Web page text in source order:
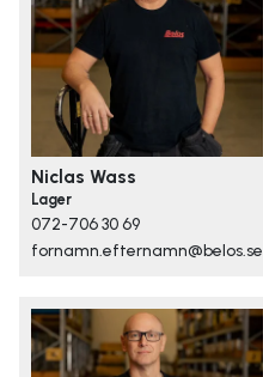
Niclas Wass
Lager
072-706 30 69
fornamn.efternamn@belos.se